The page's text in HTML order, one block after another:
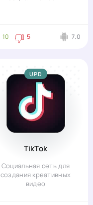
10 5 7.0
TikTok
Социальная сеть для
создания креативных
видео
UPD